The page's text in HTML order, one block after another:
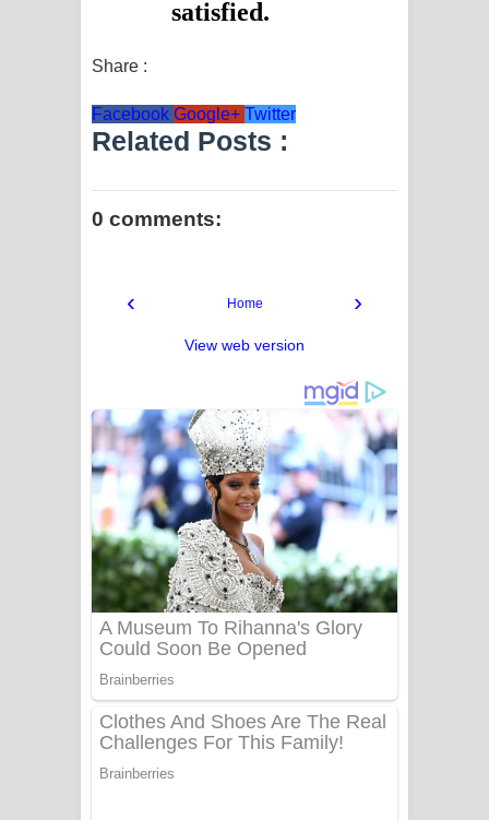
Share :
Facebook Google+ Twitter
Related Posts :
0 comments:
‹ ›
Home
View web version